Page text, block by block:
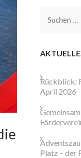
Suchen
Rückblick:
April 2026
Platz – der